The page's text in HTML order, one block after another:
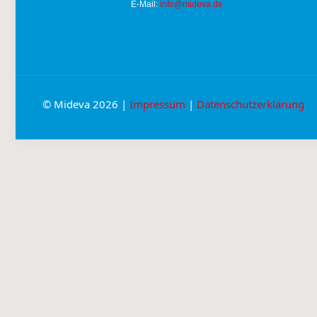
E-Mail: info@mideva.de
© Mideva 2026 | Impressum | Datenschutzerklärung